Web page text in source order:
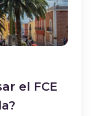
el FCE